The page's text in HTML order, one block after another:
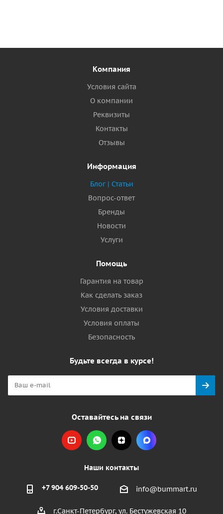
Компания
Условия сайта
О компании
Реквизиты
Контакты
Отзывы
Информация
Блог | Статьи
Вопрос-ответ
Бренды
Новости
Услуги
Помощь
Гарантия на товар
Как сделать заказ
Условия доставки
Условия оплаты
Безопасность
Будьте всегда в курсе!
Оставайтесь на связи
Наши контакты
+7 904 609-50-50 info@bummart.ru
г.Санкт-Петербург, ул. Бестужевская 10